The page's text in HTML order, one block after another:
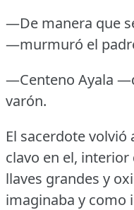
—De manera que
—murmuró el
—Centeno Ayala
varón.
El sacerdote volvió
clavo en el,
llaves grandes y
imaginaba y como